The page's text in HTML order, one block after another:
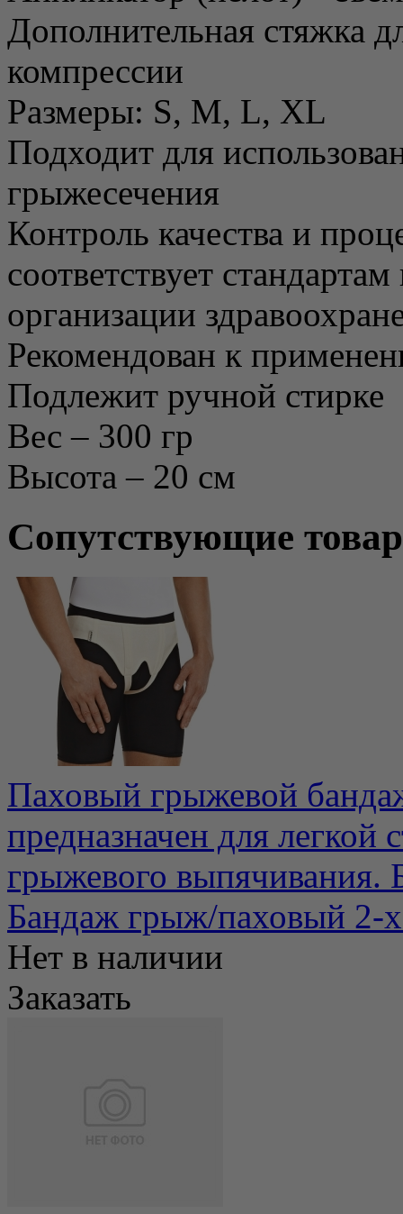
Дополнительная стяжка
компрессии
Размеры: S, M, L, XL
Подходит для
грыжесечения
Контроль качества и
соответствует
организации
Рекомендован к
Подлежит ручной стирке
Вес – 300 гр
Высота – 20 см
Сопутствующие
Паховый грыжевой
предназначен для
грыжевого выпячивания.
Бандаж грыж/паховый 2-
Нет в наличии
Заказать